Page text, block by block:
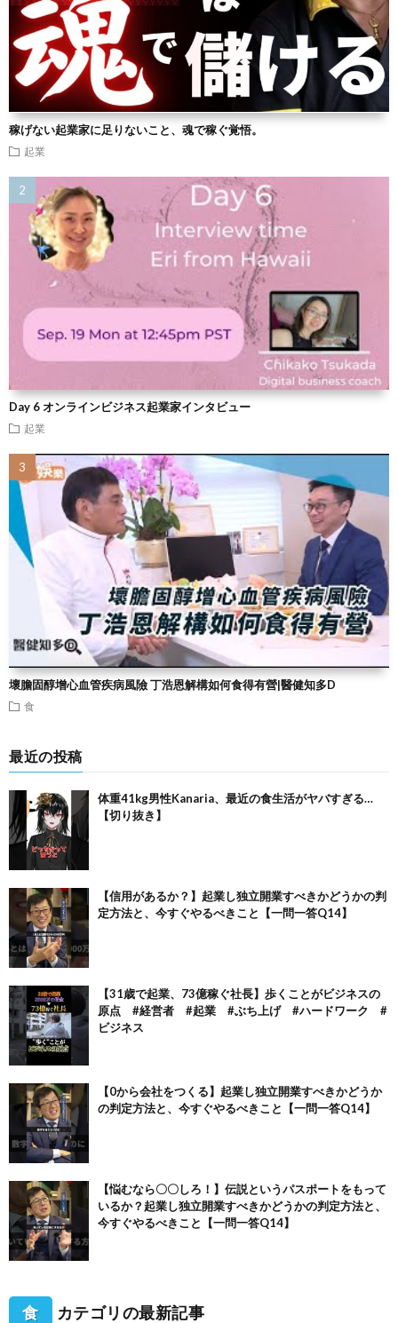
稼げない起業家に足りないこと、魂で稼ぐ覚悟。
起業
Day 6 オンラインビジネス起業家インタビュー
起業
壞膽固醇增心血管疾病風險 丁浩恩解構如何食得有營|醫健知多D
食
最近の投稿
体重41kg男性Kanaria、最近の食生活がヤバすぎる…
【切り抜き】
【信用があるか？】起業し独立開業すべきかどうかの判
定方法と、今すぐやるべきこと【一問一答Q14】
【31歳で起業、73億稼ぐ社長】歩くことがビジネスの
原点 #経営者 #起業 #ぶち上げ #ハードワーク #
ビジネス
【0から会社をつくる】起業し独立開業すべきかどうか
の判定方法と、今すぐやるべきこと【一問一答Q14】
【悩むなら〇〇しろ！】伝説というパスポートをもって
いるか？起業し独立開業すべきかどうかの判定方法と、
今すぐやるべきこと【一問一答Q14】
食 カテゴリの最新記事